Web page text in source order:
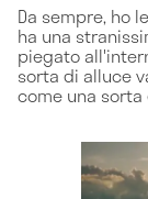
Da sempre, ho
ha una
piegato
sorta di alluce
come una